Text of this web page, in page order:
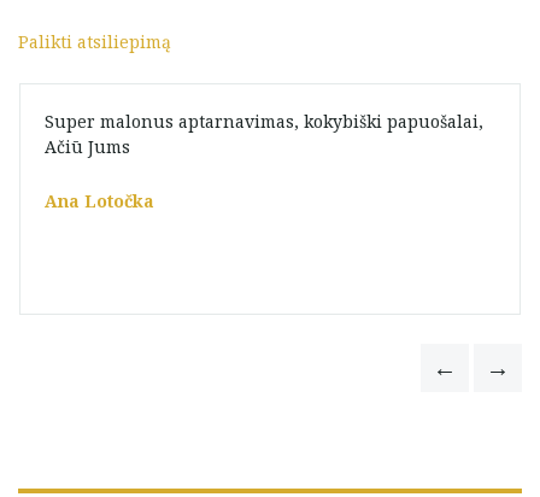
Palikti atsiliepimą
Super malonus aptarnavimas, kokybiški papuošalai,
Ačiū Jums
Ana Lotočka